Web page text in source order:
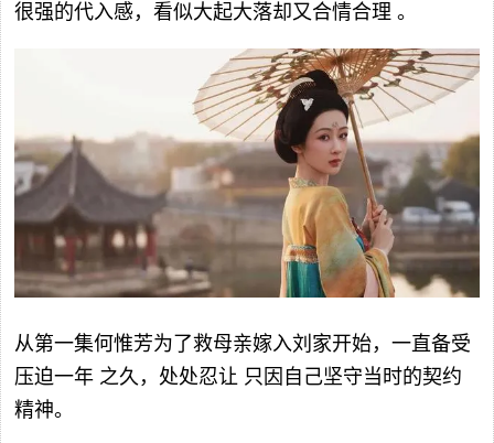
很强的代入感，看似大起大落却又合情合理 。
从第一集何惟芳为了救母亲嫁入刘家开始，一直备受
压迫一年 之久，处处忍让 只因自己坚守当时的契约
精神。